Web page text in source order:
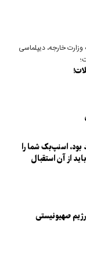
خارجه، دیپلماسی
بود، اسنپ‌بک شما را
از آن استقبال
صهیونیستی